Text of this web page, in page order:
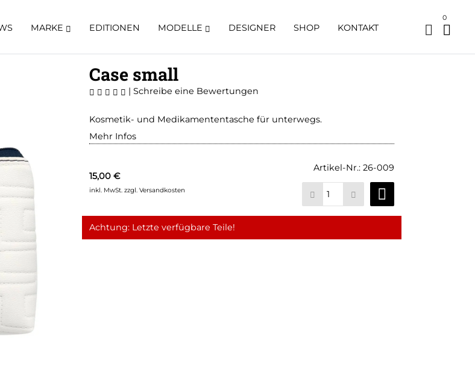
MARKE EDITIONEN MODELLE DESIGNER SHOP KONTAKT
0
Case small
| Schreibe eine Bewertungen
Kosmetik- und Medikamententasche für unterwegs.
Mehr Infos
15,00 €
inkl. MwSt. zzgl. Versandkosten
Artikel-Nr.: 26-009
Achtung: Letzte verfügbare Teile!